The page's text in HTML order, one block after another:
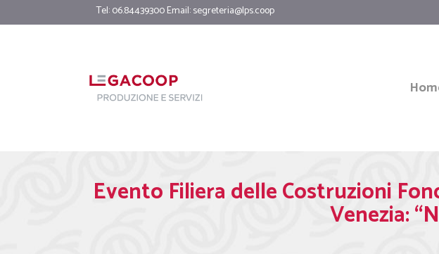
Tel: 06.84439300 Email:segreteria@lps.coop
Evento Filiera delle Costruzioni
Venezia: